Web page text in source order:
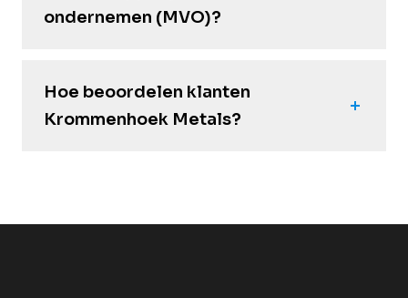
ondernemen (MVO)?
Hoe beoordelen klanten
Krommenhoek Metals?